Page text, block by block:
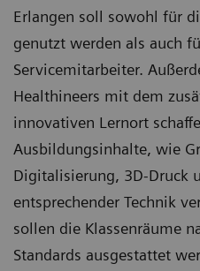
Erlangen soll sowohl für
genutzt werden als auch
Servicemitarbeiter.
Healthineers mit dem
innovativen Lernort
Ausbildungsinhalte, wie
Digitalisierung, 3D-Druck
entsprechender Technik
sollen die Klassenräume
Standards ausgestattet